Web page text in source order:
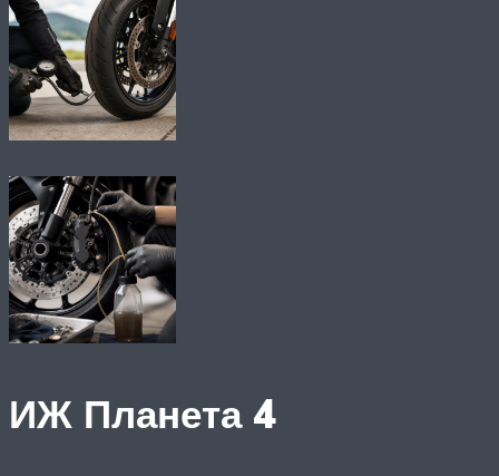
ИЖ Планета 4